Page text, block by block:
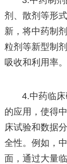
剂、散剂等形
新，将中药制
粒剂等新型制
吸收和利用率。
4.中药临
的应用，使得
床试验和数据
全性。例如，
面，通过大量